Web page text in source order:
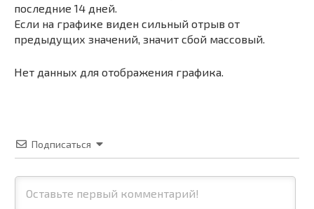
последние 14 дней.
Если на графике виден сильный отрыв от
предыдущих значений, значит сбой массовый.
Нет данных для отображения графика.
Подписаться